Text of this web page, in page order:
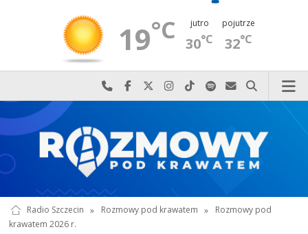
19°C jutro
30°C
pojutrze
32°C
Najlepiej po prostu do nas zadzwoń
Odwiedź nas na Facebook-u
Odwiedź nas na X
Odwiedź nas na Instagram-ie
Odwiedź nas na TikTok-u
Szukaj nas na Spotify
Wyślij do nas
Szukaj
Radio Szczecin » Rozmowy pod krawatem »
Rozmowy pod
krawatem 2026 r.